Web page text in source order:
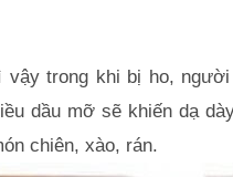
trong khi bị ho, người
dầu mỡ sẽ khiến dạ
chiên, xào, rán.